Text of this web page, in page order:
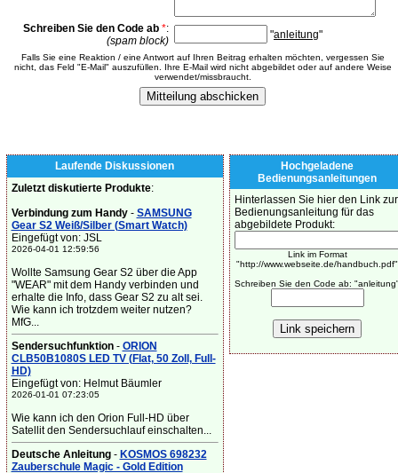
Schreiben Sie den Code ab *:
(spam block)
"anleitung"
Falls Sie eine Reaktion / eine Antwort auf Ihren Beitrag erhalten möchten, vergessen Sie
nicht, das Feld "E-Mail" auszufüllen. Ihre E-Mail wird nicht abgebildet oder auf andere Weise
verwendet/missbraucht.
Laufende Diskussionen
Zuletzt diskutierte Produkte:
Verbindung zum Handy- SAMSUNG
Gear S2 Weiß/Silber (Smart Watch)
Eingefügt von: JSL
2026-04-01 12:59:56
Wollte Samsung Gear S2 über die App
"WEAR" mit dem Handy verbinden und
erhalte die Info, dass Gear S2 zu alt sei.
Wie kann ich trotzdem weiter nutzen?
MfG...
Sendersuchfunktion- ORION
CLB50B1080S LED TV (Flat, 50 Zoll, Full-
HD)
Eingefügt von: Helmut Bäumler
2026-01-01 07:23:05
Wie kann ich den Orion Full-HD über
Satellit den Sendersuchlauf einschalten...
Deutsche Anleitung- KOSMOS 698232
Zauberschule Magic - Gold Edition
Hochgeladene
Bedienungsanleitungen
Hinterlassen Sie hier den Link zur
Bedienungsanleitung für das
abgebildete Produkt:
Link im Format
"http://www.webseite.de/handbuch.pdf"
Schreiben Sie den Code ab: